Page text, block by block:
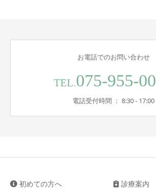
お電話でのお問い合わせ
TEL.075-955-
電話受付時間 ： 8:30 - 17:00
初めての方へ 診療案内